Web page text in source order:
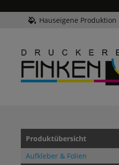
Hauseigene Produktion
Produktübersicht
Aufkleber & Folien